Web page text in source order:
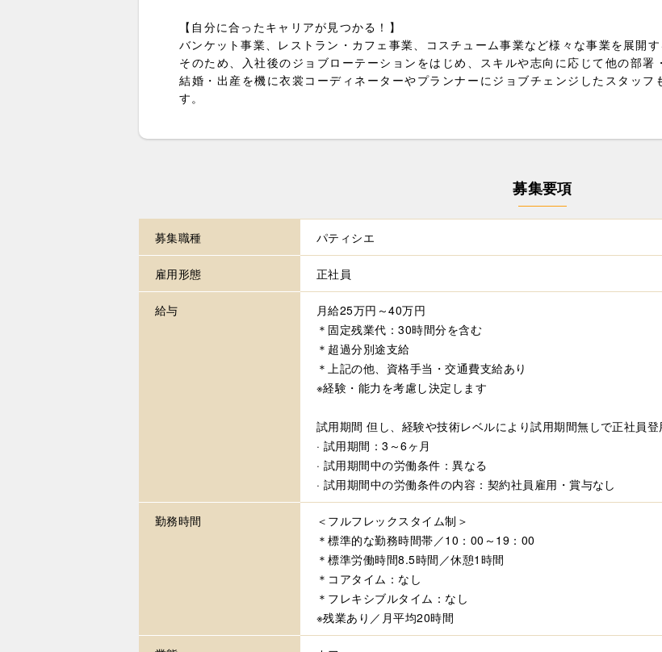
【自分に合ったキャリアが見つかる！】
バンケット事業、レストラン・カフェ事業、コスチューム事業など様々な事業を展開す
そのため、入社後のジョブローテーションをはじめ、スキルや志向に応じて他の部
結婚・出産を機に衣裳コーディネーターやプランナーにジョブチェンジしたスタッフ
す。
募集要項
募集職種 パティシエ
雇用形態 正社員
給与
月給25万円～40万円
＊固定残業代：30時間分を含む
＊超過分別途支給
＊上記の他、資格手当・交通費支給あり
※経験・能力を考慮し決定します
試用期間 但し、経験や技術レベルにより試用期間無しで正社員
· 試用期間：3～6ヶ月
· 試用期間中の労働条件：異なる
· 試用期間中の労働条件の内容：契約社員雇用・賞与なし
勤務時間
＜フルフレックスタイム制＞
＊標準的な勤務時間帯／10：00～19：00
＊標準労働時間8.5時間／休憩1時間
＊コアタイム：なし
＊フレキシブルタイム：なし
※残業あり／月平均20時間